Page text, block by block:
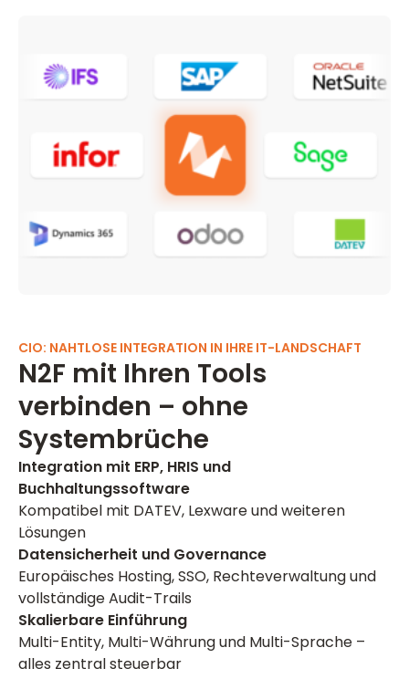
CIO: NAHTLOSE INTEGRATION IN IHRE IT-LANDSCHAFT
N2F mit Ihren Tools
verbinden – ohne
Systembrüche
Integration mit ERP, HRIS und
Buchhaltungssoftware
Kompatibel mit DATEV, Lexware und weiteren
Lösungen
Datensicherheit und Governance
Europäisches Hosting, SSO, Rechteverwaltung und
vollständige Audit-Trails
Skalierbare Einführung
Multi-Entity, Multi-Währung und Multi-Sprache –
alles zentral steuerbar